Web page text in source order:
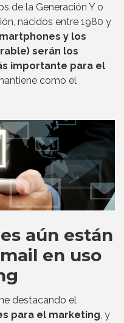
de la Generación Y o
nacidos entre 1980 y
y los
serán los
importante para el
como el
aún están
en uso
destacando el
para el marketing, y